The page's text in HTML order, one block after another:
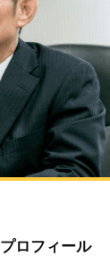
プロフィール